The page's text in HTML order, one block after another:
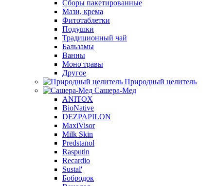
Сборы пакетированные
Мази, крема
Фитотаблетки
Подушки
Традиционный чай
Бальзамы
Ванны
Моно травы
Другое
Природный целитель
Сашера-Мед
ANITOX
BioNative
DEZPAPILON
MaxiVisor
Milk Skin
Predstanol
Rasputin
Recardio
Sustal'
Бобродок